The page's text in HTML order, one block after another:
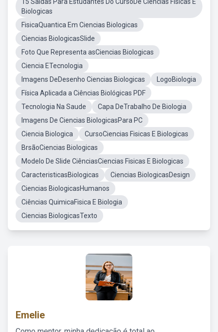
Biologicas
FisicaQuantica Em Ciencias Biologicas
Ciencias BiologicasSlide
Foto Que Representa asCiencias Biologicas
Ciencia ETecnologia
Imagens DeDesenho Ciencias Biologicas
LogoBiologia
Física Aplicada a Ciências Biológicas PDF
Tecnologia Na Saude
Capa DeTrabalho De Biologia
Imagens De Ciencias BiologicasPara PC
Ciencia Biologica
CursoCiencias Fisicas E Biologicas
BrsãoCiencias Biologicas
Modelo De Slide CiênciasCiencias Fisicas E Biologicas
CaracteristicasBiologicas
Ciencias BiologicasDesign
Ciencias BiologicasHumanos
Ciências QuimicaFisica E Biologia
Ciencias BiologicasTexto
Emelie